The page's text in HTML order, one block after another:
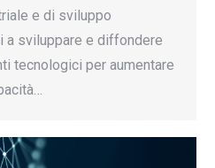
e di sviluppo
a sviluppare e diffondere
tecnologici per aumentare